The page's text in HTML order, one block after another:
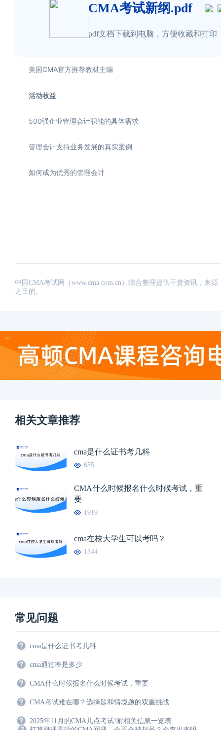
CMA考试新纲.pdf
pdf文档下载到电脑，方便收藏和打印
美国CMA官方推荐教材主编
活动收益
500强企业管理会计职能的具体需求
管理会计支持业务发展的真实案例
如何成为优秀的管理会计
中国CMA考试网（www.cma.com.cn）综合整理提供干货资讯，来
之目的。
相关文章推荐
cma是什么证书考几科
655
CMA什么时候报名什么时候考试，重
要
1919
cma在校大学生可以考吗？
1344
常见问题
cma是什么证书考几科
cma通过率是多少
CMA什么时候报名什么时候考试，重要
CMA考试难在哪？选择题和情境题的双重挑战
2025年11月的CMA几点考试!附相关信息一览表